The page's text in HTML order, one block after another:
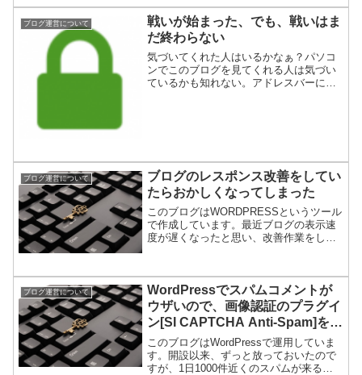
いたことを書いてみます。
ブログ運営について
戦いが始まった、でも、戦いはま
だ終わらない
気づいてくれた人はいるかなぁ？パソコ
ンでこのブログを見てくれる人は気づい
ているかも知れない。アドレスバーに緑
ブログ運営について
ブログのレスポンス改善をしてい
たらおかしくなってしまった
このブログはWORDPRESSというツール
で作成しています。最近ブログの表示速
度が遅くなったと思い、改善作業をして
インを導入してキャッシュを調整したり
しました。結果、Ｐ...
ブログ運営について
WordPressでスパムコメントが
ウザいので、画像認証のプラグイ
ン[SI CAPTCHA Anti-Spam]を導
入した
このブログはWordPressで運用していま
す。開設以来、ずっと放っておいたので
すが、1日1000件近くのスパムが来るよ